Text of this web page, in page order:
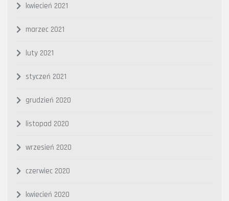
kwiecień 2021
marzec 2021
luty 2021
styczeń 2021
grudzień 2020
listopad 2020
wrzesień 2020
czerwiec 2020
kwiecień 2020